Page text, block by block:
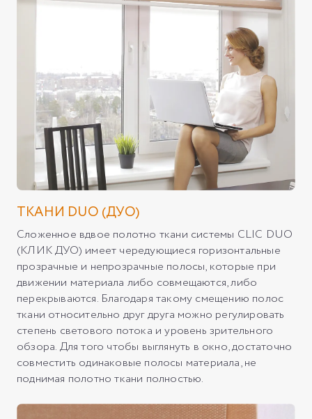
ТКАНИ DUO (ДУО)
Сложенное вдвое полотно ткани системы CLIC DUO
(КЛИК ДУО) имеет чередующиеся горизонтальные
прозрачные и непрозрачные полосы, которые при
движении материала либо совмещаются, либо
перекрываются. Благодаря такому смещению полос
ткани относительно друг друга можно регулировать
степень светового потока и уровень зрительного
обзора. Для того чтобы выглянуть в окно, достаточно
совместить одинаковые полосы материала, не
поднимая полотно ткани полностью.